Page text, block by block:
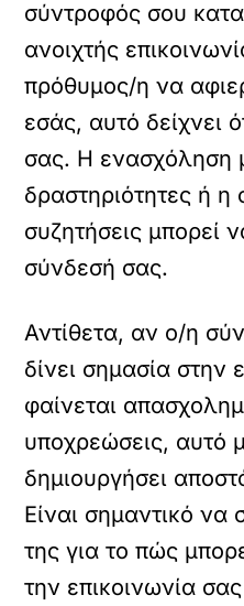
σύντροφός σου
ανοιχτής
πρόθυμος/η να
εσάς, αυτό δείχνει
σας. Η ενασχόληση
δραστηριότητες ή η
συζητήσεις μπορεί
σύνδεσή σας.
Αντίθετα, αν ο/η
δίνει σημασία στην
φαίνεται
υποχρεώσεις, αυτό
δημιουργήσει
Είναι σημαντικό να
της για το πώς
την επικοινωνία